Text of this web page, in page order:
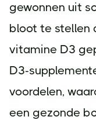
gewonnen uit
bloot te stellen
vitamine D3
D3-
voordelen,
een gezonde